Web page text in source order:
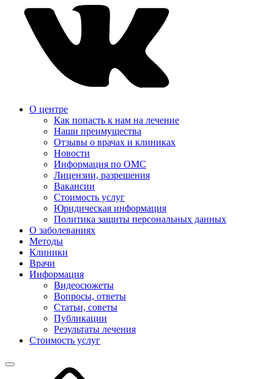
О центре
Как попасть к нам на лечение
Наши преимущества
Отзывы о врачах и клиниках
Новости
Информация по ОМС
Лицензии, разрешения
Вакансии
Стоимость услуг
Юридическая информация
Политика защиты персональных данных
О заболеваниях
Методы
Клиники
Врачи
Информация
Видеосюжеты
Вопросы, ответы
Статьи, советы
Публикации
Результаты лечения
Стоимость услуг